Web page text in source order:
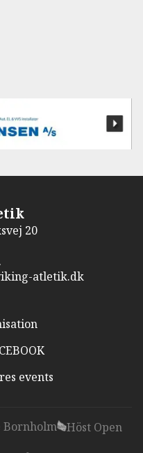
20
atletik.dk
events
Bornholm
Höst Open